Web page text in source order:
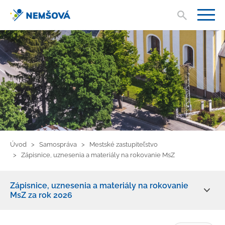
Úvod Samospráva
Mestské zastupiteľstvo
Zápisnice, uznesenia a materiály na rokovanie MsZ
Zápisnice, uznesenia a materiály na rokovanie
MsZ za rok 2026